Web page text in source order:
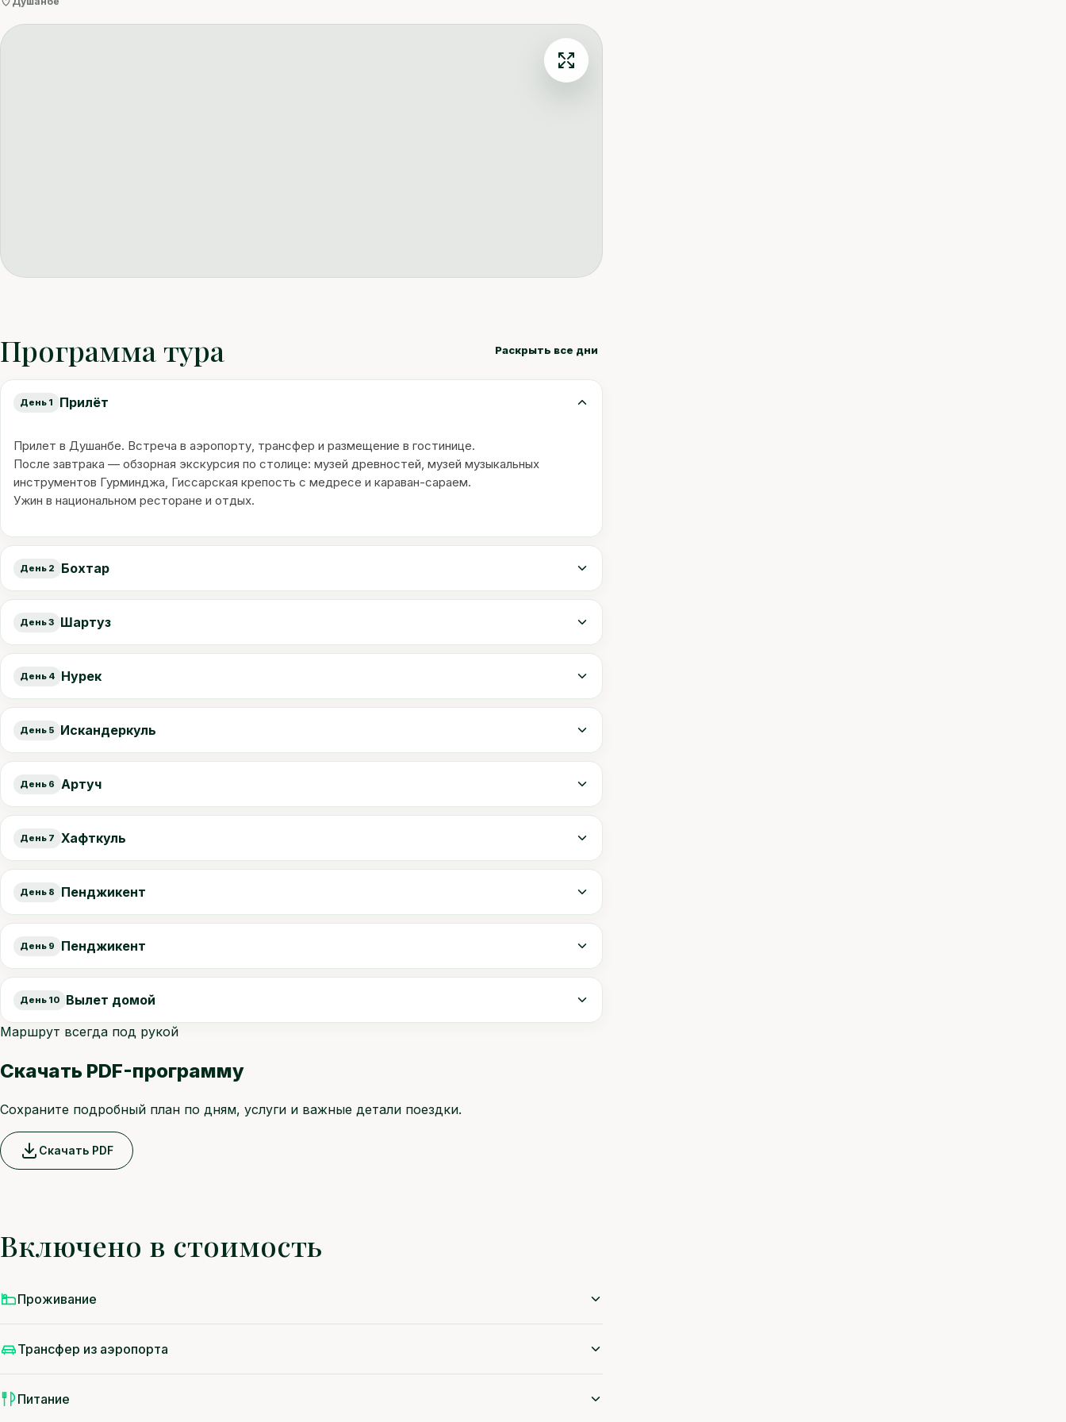
Программа тура Раскрыть все дни
День 1 Прилёт
Прилет в Душанбе. Встреча в аэропорту, трансфер и размещение в гостинице.
После завтрака — обзорная экскурсия по столице: музей древностей, музей музыкальных
инструментов Гурминджа, Гиссарская крепость с медресе и караван-сараем.
Ужин в национальном ресторане и отдых.
День 2 Бохтар
День 3 Шартуз
День 4 Нурек
День 5 Искандеркуль
День 6 Артуч
День 7 Хафткуль
День 8 Пенджикент
День 9 Пенджикент
День 10 Вылет домой
Маршрут всегда под рукой
Скачать PDF-программу
Сохраните подробный план по дням, услуги и важные детали поездки.
Скачать PDF
Включено в стоимость
Проживание
Трансфер из аэропорта
Питание